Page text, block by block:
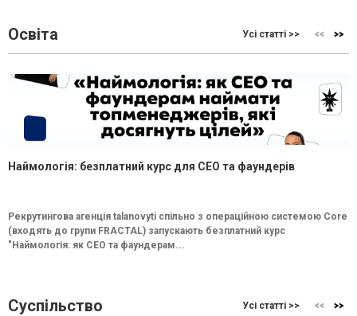
Освіта Усі статті >>
Наймологія: безплатний курс для CEO та фаундерів
Рекрутингова агенція talanovyti спільно з операційною системою Core
(входять до групи FRACTAL) запускають безплатний курс
"Наймологія: як СEO та фаундерам...
Суспільство Усі статті >>